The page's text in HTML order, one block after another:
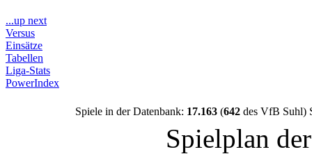
...up next
Versus
Einsätze
Tabellen
Liga-Stats
PowerIndex
Spiele in der Datenbank: 17.163(642des VfB Suhl)
Spielplan